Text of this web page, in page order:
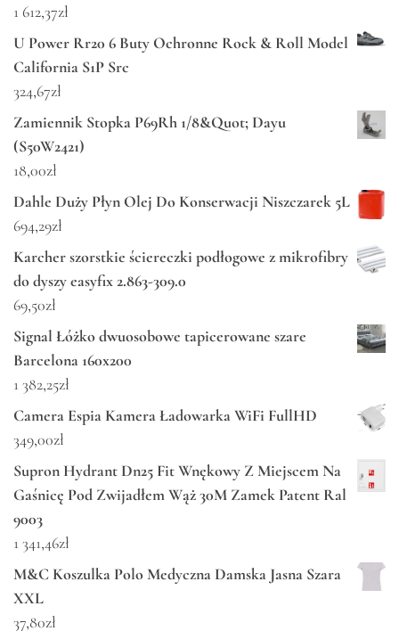
1 612,37zł
U Power Rr20 6 Buty Ochronne Rock & Roll Model
California S1P Src
324,67zł
Zamiennik Stopka P69Rh 1/8&Quot; Dayu
(S50W2421)
18,00zł
Dahle Duży Płyn Olej Do Konserwacji Niszczarek 5L
694,29zł
Karcher szorstkie ściereczki podłogowe z mikrofibry
do dyszy easyfix 2.863-309.0
69,50zł
Signal Łóżko dwuosobowe tapicerowane szare
Barcelona 160x200
1 382,25zł
Camera Espia Kamera Ładowarka WiFi FullHD
349,00zł
Supron Hydrant Dn25 Fit Wnękowy Z Miejscem Na
Gaśnicę Pod Zwijadłem Wąż 30M Zamek Patent Ral
9003
1 341,46zł
M&C Koszulka Polo Medyczna Damska Jasna Szara
XXL
37,80zł